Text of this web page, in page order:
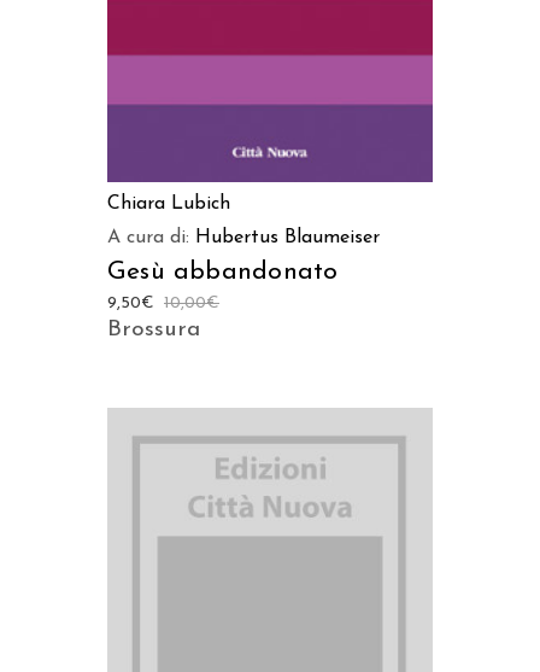
Chiara Lubich
A cura di: Hubertus Blaumeiser
Gesù abbandonato
10,00€
9,50€
Brossura